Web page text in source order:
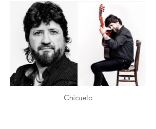
Chicuelo